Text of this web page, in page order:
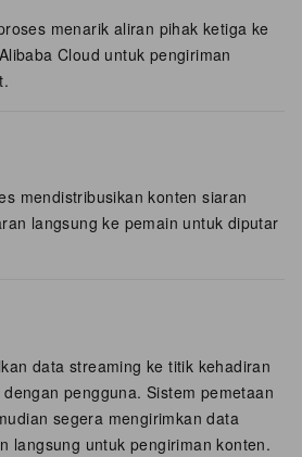
menarik aliran pihak ketiga ke
Cloud untuk pengiriman
mendistribusikan konten siaran
langsung ke pemain untuk diputar
data streaming ke titik kehadiran
pengguna. Sistem pemetaan
segera mengirimkan data
langsung untuk pengiriman konten.